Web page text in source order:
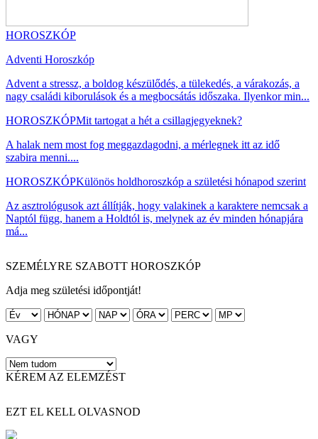
HOROSZKÓP
Adventi Horoszkóp
Advent a stressz, a boldog készülődés, a tülekedés, a várakozás, a
nagy családi kiborulások és a megbocsátás időszaka. Ilyenkor min...
HOROSZKÓPMit tartogat a hét a csillagjegyeknek?
A halak nem most fog meggazdagodni, a mérlegnek itt az idő
szabira menni....
HOROSZKÓPKülönös holdhoroszkóp a születési hónapod szerint
Az asztrológusok azt állítják, hogy valakinek a karaktere nemcsak a
Naptól függ, hanem a Holdtól is, melynek az év minden hónapjára
má...
SZEMÉLYRE SZABOTT HOROSZKÓP
Adja meg születési időpontját!
VAGY
KÉREM AZ ELEMZÉST
EZT EL KELL OLVASNOD